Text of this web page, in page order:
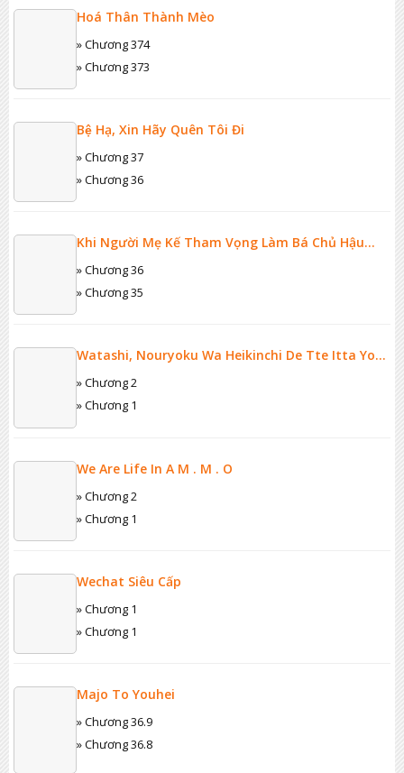
Hoá Thân Thành Mèo
» Chương 374
» Chương 373
Bệ Hạ, Xin Hãy Quên Tôi Đi
» Chương 37
» Chương 36
Khi Người Mẹ Kế Tham Vọng Làm Bá Chủ Hậu
» Chương 36
» Chương 35
Watashi, Nouryoku Wa Heikinchi De Tte Itta Yo
» Chương 2
» Chương 1
We Are Life In A M . M . O
» Chương 2
» Chương 1
Wechat Siêu Cấp
» Chương 1
» Chương 1
Majo To Youhei
» Chương 36.9
» Chương 36.8